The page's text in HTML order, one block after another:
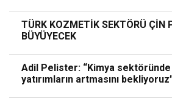
TÜRK KOZMETİK SEKTÖRÜ ÇİN
BÜYÜYECEK
Adil Pelister: “Kimya
yatırımların artmasını